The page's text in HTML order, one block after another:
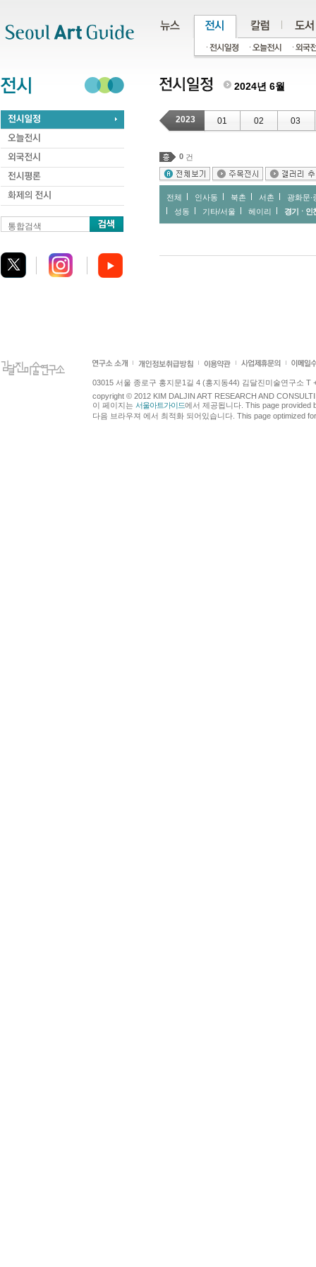
통합검색
2024년 6월
2023 01 02 03
0 건
전체 인사동 북촌 서촌
광화문∙
성동
기타/서울 헤이리 경기ㆍ인
03015 서울 종로구 홍지문1길 4 (홍지동44) 김달진미술연구소 T
copyright © 2012 KIM DALJIN ART RESEARCH AND
이 페이지는 서울아트가이드에서 제공됩니다. This page provided
다음 브라우져 에서 최적화 되어있습니다. This page optimized